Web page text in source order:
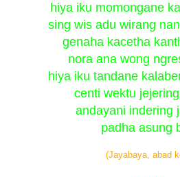
hiya iku momongane
sing wis adu wirang
genaha kacetha
nora ana wong
hiya iku tandane
centi wektu
andayani indering
padha asung
abad